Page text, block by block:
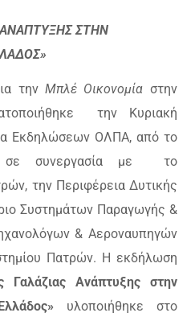
ΑΝΑΠΤΥΞΗΣ ΣΤΗΝ
την Μπλέ Οικονομία στην
την Κυριακή
Εκδηλώσεων ΟΛΠΑ, από το
σε συνεργασία με
το
την Περιφέρεια Δυτικής
Συστημάτων Παραγωγής &
& Αεροναυπηγών
Πατρών. Η εκδήλωση
Γαλάζιας Ανάπτυξης στην
υλοποιήθηκε στο